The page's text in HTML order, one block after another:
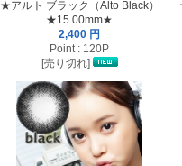
★アルト ブラック（Alto Black）
★15.00mm★
2,400 円
Point : 120P
[売り切れ]